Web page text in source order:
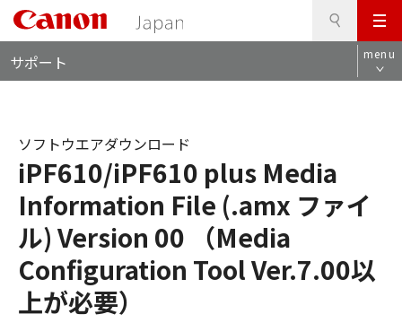
メ
ニ
ュ
サポート menu
iPF610/iPF610 plus Media
Information File (.amx ファイ
ル) Version 00 （Media
Configuration Tool Ver.7.00以
上が必要）
ソフトウエアダウンロード